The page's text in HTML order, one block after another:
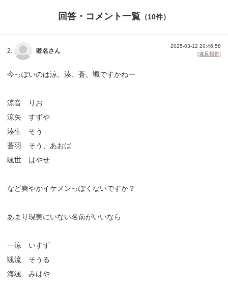
回答・コメント一覧 （10件）
2. 匿名さん
2025-03-12 20:46:58
[違反報告]
今っぽいのは涼、湊、蒼、颯ですかねー
涼音 りお
涼矢 すずや
湊生 そう
蒼羽 そう、あおば
颯世 はやせ
など爽やかイケメンっぽくないですか？
あまり現実にいない名前がいいなら
一涼 いすず
颯流 そうる
海颯 みはや